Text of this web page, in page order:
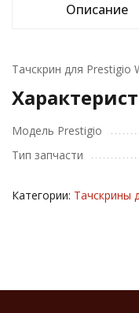
Описание
Тачскрин для Prestigio
Модель Prestigio
Тип запчасти
Категории: Тачскрины